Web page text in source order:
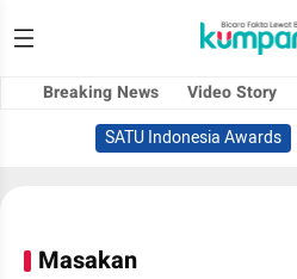
Breaking News Video Story
SATU Indonesia Awards
Masakan